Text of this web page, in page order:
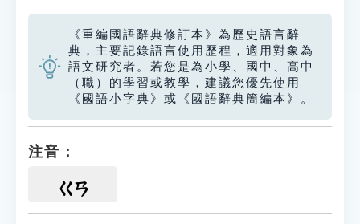
《重編國語辭典修訂本》為歷史語言辭
典，主要記錄語言使用歷程，適用對象為
語文研究者。若您是為小學、國中、高中
（職）的學習或教學，建議您優先使用
《國語小字典》或《國語辭典簡編本》。
注音：
ㄍㄢ